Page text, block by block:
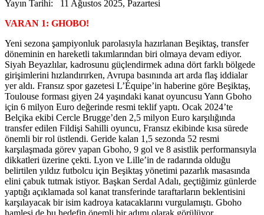
Yayın Tarihi: 11 Ağustos 2025, Pazartesi
VARAN 1: GHOBO!
Yeni sezona şampiyonluk parolasıyla hazırlanan Beşiktaş, transfer
döneminin en hareketli takımlarından biri olmaya devam ediyor.
Siyah Beyazlılar, kadrosunu güçlendirmek adına dört farklı bölgede
girişimlerini hızlandırırken, Avrupa basınında art arda flaş iddialar
yer aldı. Fransız spor gazetesi L’Équipe’in haberine göre Beşiktaş,
Toulouse forması giyen 24 yaşındaki kanat oyuncusu Yann Gboho
için 6 milyon Euro değerinde resmi teklif yaptı. Ocak 2024’te
Belçika ekibi Cercle Brugge’den 2,5 milyon Euro karşılığında
transfer edilen Fildişi Sahilli oyuncu, Fransız ekibinde kısa sürede
önemli bir rol üstlendi. Geride kalan 1,5 sezonda 52 resmi
karşılaşmada görev yapan Gboho, 9 gol ve 8 asistlik performansıyla
dikkatleri üzerine çekti. Lyon ve Lille’in de radarında olduğu
belirtilen yıldız futbolcu için Beşiktaş yönetimi pazarlık masasında
elini çabuk tutmak istiyor. Başkan Serdal Adalı, geçtiğimiz günlerde
yaptığı açıklamada sol kanat transferinde taraftarların beklentisini
karşılayacak bir isim kadroya katacaklarını vurgulamıştı. Gboho
hamlesi de bu hedefin önemli bir adımı olarak görülüyor.